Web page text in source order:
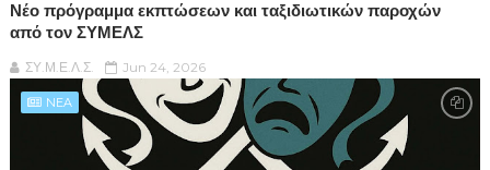
Νέο πρόγραμμα εκπτώσεων και ταξιδιωτικών παροχών
από τον ΣΥΜΕΛΣ
ΣΥ.Μ.Ε.Λ.Σ. Jun 24, 2026
NEA